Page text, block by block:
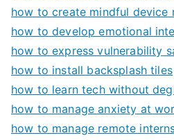
how to create mindful device
how to develop emotional
how to express vulnerability
how to install backsplash tiles
how to learn tech without
how to manage anxiety at
how to manage remote